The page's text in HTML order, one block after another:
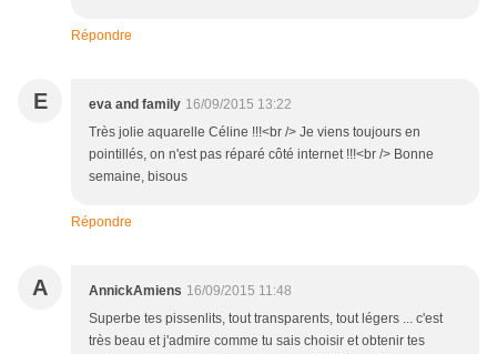
Répondre
E eva and family 16/09/2015 13:22
Très jolie aquarelle Céline !!!<br /> Je viens toujours en
pointillés, on n'est pas réparé côté internet !!!<br /> Bonne
semaine, bisous
Répondre
A AnnickAmiens 16/09/2015 11:48
Superbe tes pissenlits, tout transparents, tout légers ... c'est
très beau et j'admire comme tu sais choisir et obtenir tes